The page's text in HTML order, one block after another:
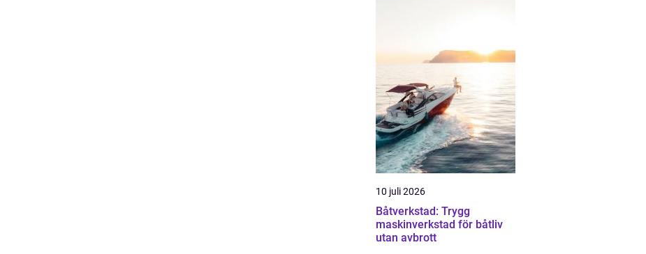
10 juli 2026
Båtverkstad: Trygg
maskinverkstad för båtliv
utan avbrott